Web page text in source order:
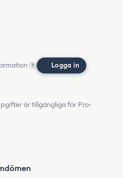
? Logga in
är tillgängliga för Pro-